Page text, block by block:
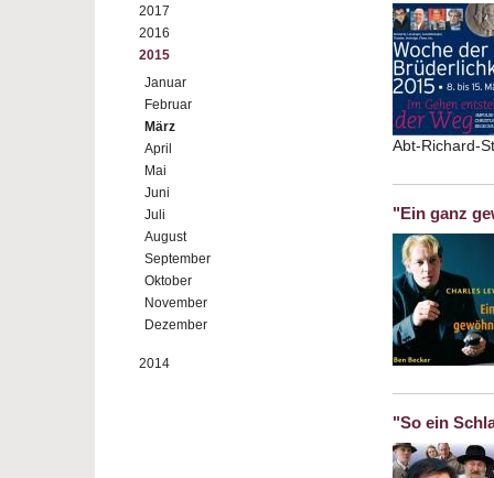
2017
2016
2015
Januar
Februar
März
April
Mai
Juni
Juli
August
September
Oktober
November
Dezember
2014
Abt-Richard-
"Ein ganz
"So ein